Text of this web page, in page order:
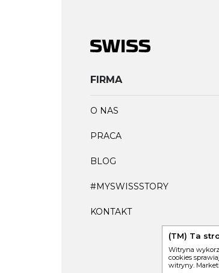
FIRMA
O NAS
PRACA
BLOG
#MYSWISSSTORY
KONTAKT
(TM) Ta
Witryna
cookies
witryny.